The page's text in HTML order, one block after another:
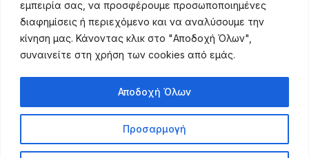
εμπειρία σας, να προσφέρουμε προσωποποιημένες
διαφημίσεις ή περιεχόμενο και να αναλύσουμε την
κίνηση μας. Κάνοντας κλικ στο "Αποδοχή Όλων",
συναινείτε στη χρήση των cookies από εμάς.
Προσαρμογή
Αποδοχή Όλων
(+30) 211 725 5427
sales@lightingexpert.gr
Χρήσιμες Σελίδες
Προϊόντα
Τρόποι Αποστολής